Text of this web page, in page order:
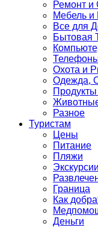
Ремонт и
Мебель и
Все для
Бытовая
Охота и
Одежда,
Разное
Туристам
Цены
Питание
Пляжи
Экскурсии
Граница
Как
Деньги